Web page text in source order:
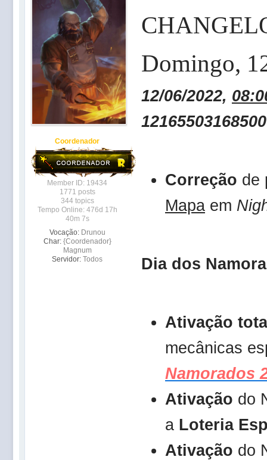
Coordenador
Member ID: 19434
1771 posts
344 topics
Tempo Online: 476d 17h
40m 7s
Vocação: Drunou
Char: {Coordenador}
Magnum
Servidor: Todos
Domingo,
12/06/2022,
12165503168500
Correção de
Mapa em
Dia dos
Ativação
mecânicas
Namorados
Ativação do
a Loteria
Ativação do